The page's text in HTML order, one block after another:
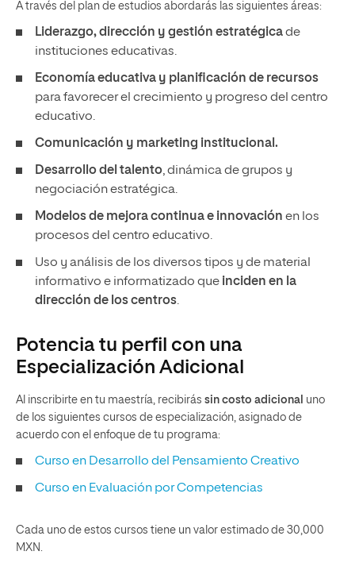
A través del plan de estudios abordarás las siguientes áreas:
Liderazgo, dirección y gestión estratégicade
instituciones educativas.
Economía educativa y planificación de recursos
para favorecer el crecimiento y progreso del centro
educativo.
Comunicación y marketing institucional.
Desarrollo del talento, dinámica de grupos y
negociación estratégica.
Modelos de mejora continua e innovación en los
procesos del centro educativo.
Uso y análisis de los diversos tipos y de material
informativo e informatizado que inciden en la
dirección de los centros.
Potencia tu perfil con una
Especialización Adicional
Al inscribirte en tu maestría, recibirás sin costo adicional uno
de los siguientes cursos de especialización, asignado de
acuerdo con el enfoque de tu programa:
Curso en Desarrollo del Pensamiento Creativo
Curso en Evaluación por Competencias
Cada uno de estos cursos tiene un valor estimado de 30,000
MXN.